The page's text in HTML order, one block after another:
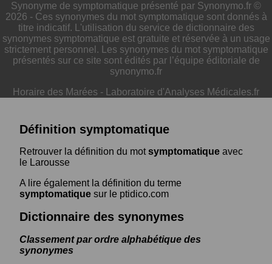
Synonyme de symptomatique présenté par Synonymo.fr ©
2026 - Ces synonymes du mot symptomatique sont donnés à
titre indicatif. L'utilisation du service de dictionnaire des
synonymes symptomatique est gratuite et réservée à un usage
strictement personnel. Les synonymes du mot symptomatique
présentés sur ce site sont édités par l’équipe éditoriale de
synonymo.fr
Horaire des Marées - Laboratoire d'Analyses Médicales.fr
Définition symptomatique
Retrouver la définition du motsymptomatique avec
le Larousse
A lire également la définition du terme
symptomatique sur le ptidico.com
Dictionnaire des synonymes
Classement par ordre alphabétique des
synonymes